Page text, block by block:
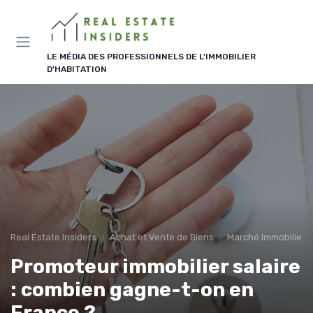
LE MÉDIA DES PROFESSIONNELS DE L'IMMOBILIER
D'HABITATION
Real Estate Insiders Achat et Vente de Biens Marché Immobilier
Promoteur immobilier salaire
: combien gagne-t-on en